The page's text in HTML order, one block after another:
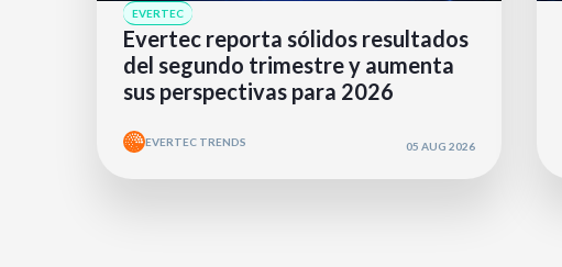
EVERTEC
Evertec reporta sólidos resultados
del segundo trimestre y aumenta
sus perspectivas para 2026
EVERTEC TRENDS 05 AUG 2026